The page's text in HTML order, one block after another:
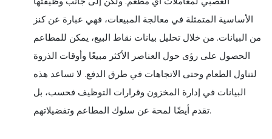
الأساسية المتمثلة في معالجة المبيعات، فهي عبارة عن كنز
من البيانات. من خلال تحليل بيانات نقاط البيع، يمكن للمطاعم
الحصول على رؤى حول العناصر الأكثر مبيعًا وأوقات الذروة
لتناول الطعام وحتى الاتجاهات في طرق الدفع. لا تساعد هذه
البيانات في إدارة المخزون وقرارات التوظيف فحسب، بل
تقدم أيضًا لمحة عن سلوك المطاعم وتفضيلاتهم.